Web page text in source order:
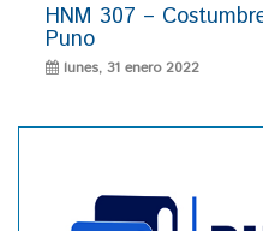
HNM 307 –
Puno
lunes, 31 enero 2022